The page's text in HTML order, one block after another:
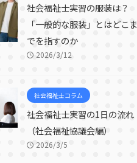
社会福祉士実習の服装は？
「一般的な服装」とはどこま
でを指すのか
2026/3/12
社会福祉士コラム
社会福祉士実習の1日の流れ
（社会福祉協議会編）
2026/3/5